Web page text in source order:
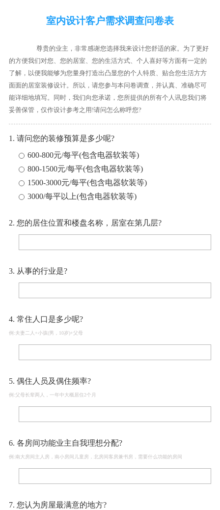
室内设计客户需求调查问卷表
尊贵的业主，非常感谢您选择我来设计您舒适的家。为了更好
的方便我们对您、您的居室、您的生活方式、个人喜好等方面有一定的
了解，以便我能够为您量身打造出凸显您的个人特质、贴合您生活方方
面面的居室装修设计。所以，请您参与本问卷调查，并认真、准确尽可
能详细地填写。同时，我们向您承诺，您所提供的所有个人讯息我们将
妥善保管，仅作设计参考之用!请问怎么称呼您?
1. 请问您的装修预算是多少呢?
600-800元/每平(包含电器软装等)
800-1500元/每平(包含电器软装等)
1500-3000元/每平(包含电器软装等)
3000/每平以上(包含电器软装等)
2. 您的居住位置和楼盘名称，居室在第几层?
3. 从事的行业是?
4. 常住人口是多少呢?
例:夫妻二人+小孩(男，10岁)+父母
5. 偶住人员及偶住频率?
例:父母长辈两人，一年中大概居住2个月
6. 各房间功能业主自我理想分配?
例:南大房间主人房，南小房间儿童房，北房间客房兼书房，需要什么功能的房间
7. 您认为房屋最满意的地方?